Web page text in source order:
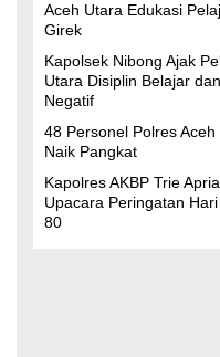
Aceh Utara Edukasi
Girek
Kapolsek Nibong Ajak
Utara Disiplin Belajar
Negatif
48 Personel Polres
Naik Pangkat
Kapolres AKBP Trie
Upacara Peringatan
80